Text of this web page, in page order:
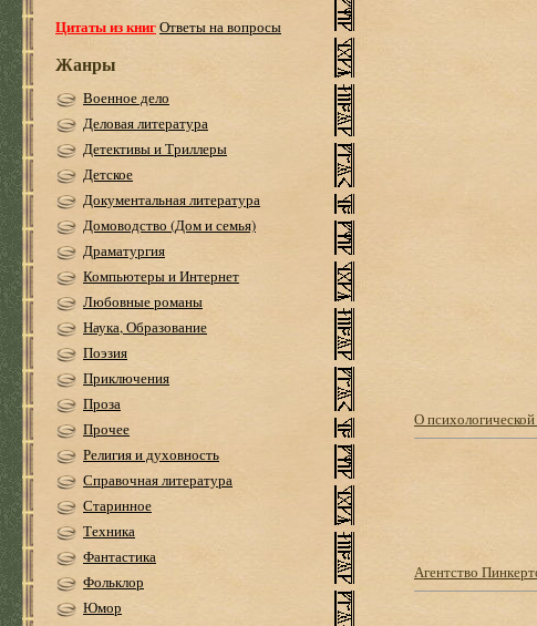
Цитаты из книгОтветы на вопросы
Жанры
Военное дело
Деловая литература
Детективы и Триллеры
Детское
Документальная литература
Домоводство (Дом и семья)
Драматургия
Компьютеры и Интернет
Любовные романы
Наука, Образование
Поэзия
Приключения
Проза
Прочее
Религия и духовность
Справочная литература
Старинное
Техника
Фантастика
Фольклор
Юмор
О
Агентство